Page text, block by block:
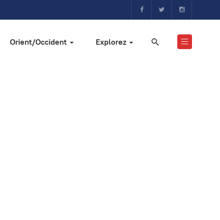
Orient/Occident Explorez